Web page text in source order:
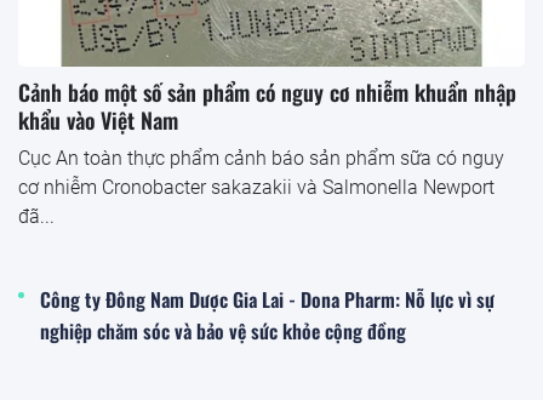
Cảnh báo một số sản phẩm có nguy cơ nhiễm khuẩn nhập
khẩu vào Việt Nam
Cục An toàn thực phẩm cảnh báo sản phẩm sữa có nguy
cơ nhiễm Cronobacter sakazakii và Salmonella Newport
đã...
Công ty Đông Nam Dược Gia Lai - Dona Pharm: Nỗ lực vì sự
nghiệp chăm sóc và bảo vệ sức khỏe cộng đồng